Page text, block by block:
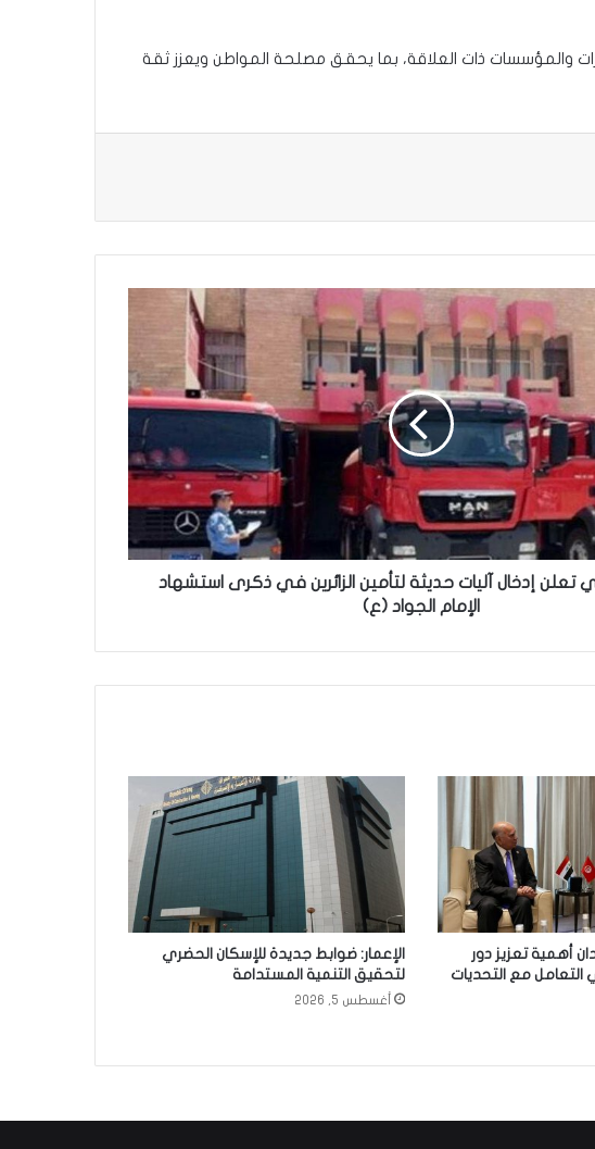
والمؤسسات ذات العلاقة، بما يحقق مصلحة المواطن ويعزز ثقة
تعلن إدخال آليات حديثة لتأمين الزائرين في ذكرى استشهاد
الإمام الجواد (ع)
أهمية تعزيز دور
التعامل مع التحديات
الإعمار: ضوابط جديدة للإسكان الحضري
لتحقيق التنمية المستدامة
أغسطس 5, 2026